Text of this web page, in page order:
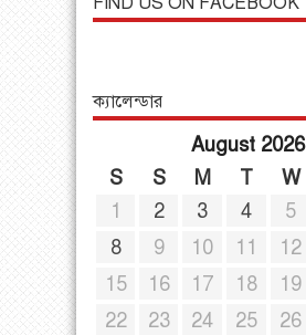
ক্যালেন্ডার
August 2026
S
S M T W
1
2 3 4 5
8
9 10 11 12
15
16 17 18 19
22
23 24 25 26